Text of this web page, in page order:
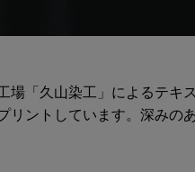
場「久山染工」によるテキ
リントしています。深みの